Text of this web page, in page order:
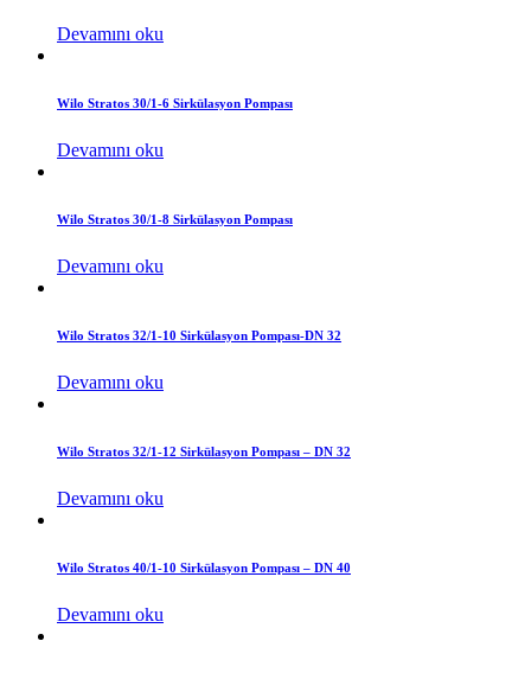
Devamını oku
Wilo Stratos 30/1-6 Sirkülasyon Pompası
Devamını oku
Wilo Stratos 30/1-8 Sirkülasyon Pompası
Devamını oku
Wilo Stratos 32/1-10 Sirkülasyon Pompası-DN 32
Devamını oku
Wilo Stratos 32/1-12 Sirkülasyon Pompası – DN 32
Devamını oku
Wilo Stratos 40/1-10 Sirkülasyon Pompası – DN 40
Devamını oku